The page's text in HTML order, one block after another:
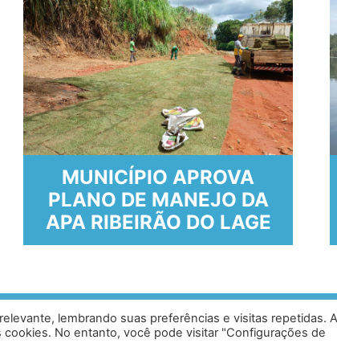
MUNICÍPIO APROVA
PLANO DE MANEJO DA
APA RIBEIRÃO DO LAGE
- MG - 35302-403 /
lembrando suas preferências e visitas repetidas.
cookies. No entanto, você pode visitar "Configurações de